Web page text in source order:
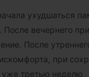
ухудшаться
вечернего
После
при
уже третью неделю